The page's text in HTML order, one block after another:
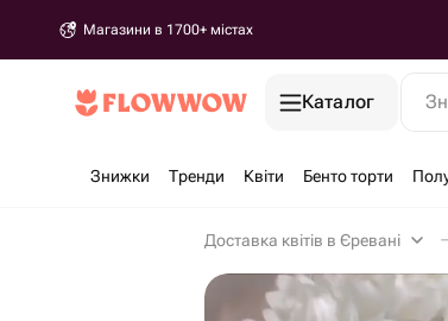
Магазини в 1700+ містах
Каталог
Знижки Тренди Квіти Бенто торти
Доставка квітів в Єревані